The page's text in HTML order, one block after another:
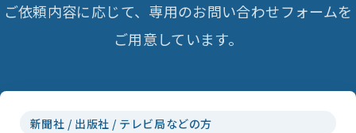
ご依頼内容に応じて、専用のお問い合わせフォームを
ご用意しています。
新聞社 / 出版社 / テレビ局などの方